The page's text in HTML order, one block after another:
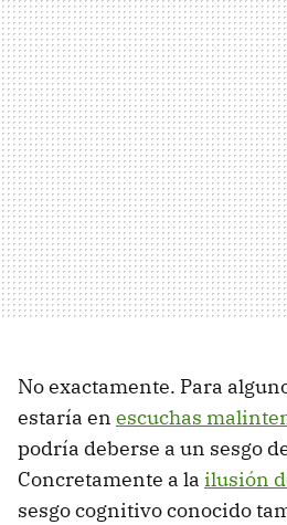
No exactamente. Para
estaría en escuchas
podría deberse a un sesgo
Concretamente a la ilusión
sesgo cognitivo conocido